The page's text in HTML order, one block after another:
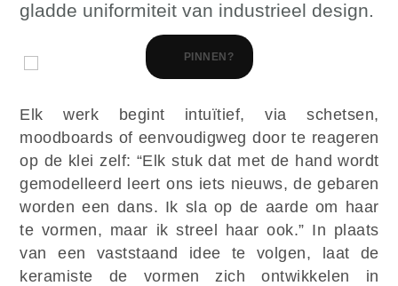
gladde uniformiteit van industrieel design.
PINNEN?
Elk werk begint intuïtief, via schetsen,
moodboards of eenvoudigweg door te reageren
op de klei zelf: “Elk stuk dat met de hand wordt
gemodelleerd leert ons iets nieuws, de gebaren
worden een dans. Ik sla op de aarde om haar
te vormen, maar ik streel haar ook.” In plaats
van een vaststaand idee te volgen, laat de
keramiste de vormen zich ontwikkelen in